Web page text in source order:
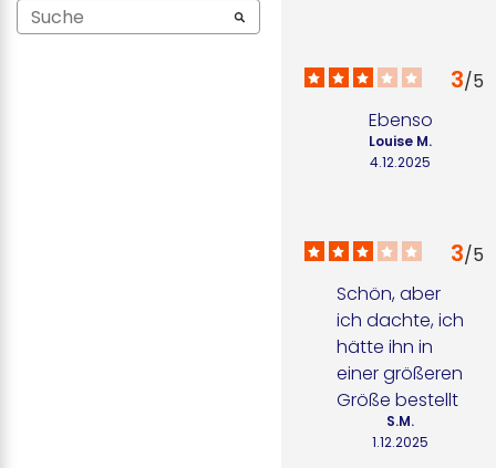
3/5
Ebenso
4.12.2025
Louise M.
3/5
Schön, aber
ich dachte, ich
hätte ihn in
einer größeren
Größe bestellt
1.12.2025
S.M.